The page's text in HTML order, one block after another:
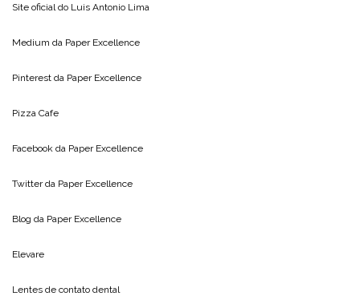
Site oficial do Luis Antonio Lima
Medium da Paper Excellence
Pinterest da Paper Excellence
Pizza Cafe
Facebook da Paper Excellence
Twitter da Paper Excellence
Blog da Paper Excellence
Elevare
Lentes de contato dental